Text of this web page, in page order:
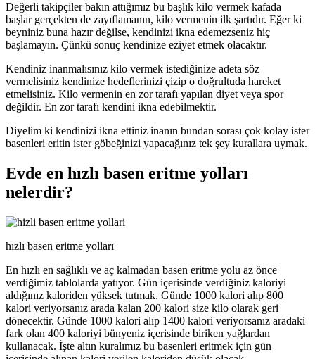
Değerli takipçiler bakın attığımız bu başlık kilo vermek kafada
başlar gerçekten de zayıflamanın, kilo vermenin ilk şartıdır. Eğer ki
beyniniz buna hazır değilse, kendinizi ikna edemezseniz hiç
başlamayın. Çünkü sonuç kendinize eziyet etmek olacaktır.
Kendiniz inanmalısınız kilo vermek istediğinize adeta söz
vermelisiniz kendinize hedeflerinizi çizip o doğrultuda hareket
etmelisiniz. Kilo vermenin en zor tarafı yapılan diyet veya spor
değildir. En zor tarafı kendini ikna edebilmektir.
Diyelim ki kendinizi ikna ettiniz inanın bundan sorası çok kolay ister
basenleri eritin ister göbeğinizi yapacağınız tek şey kurallara uymak.
Evde en hızlı basen eritme yolları
nelerdir?
hızlı basen eritme yolları
En hızlı en sağlıklı ve aç kalmadan basen eritme yolu az önce
verdiğimiz tablolarda yatıyor. Gün içerisinde verdiğiniz kaloriyi
aldığınız kaloriden yüksek tutmak. Günde 1000 kalori alıp 800
kalori veriyorsanız arada kalan 200 kalori size kilo olarak geri
dönecektir. Günde 1000 kalori alıp 1400 kalori veriyorsanız aradaki
fark olan 400 kaloriyi bünyeniz içerisinde biriken yağlardan
kullanacak. İşte altın kuralımız bu basenleri eritmek için gün